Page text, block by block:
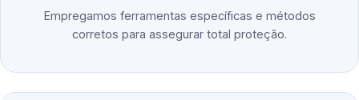
Empregamos ferramentas específicas e métodos
corretos para assegurar total proteção.